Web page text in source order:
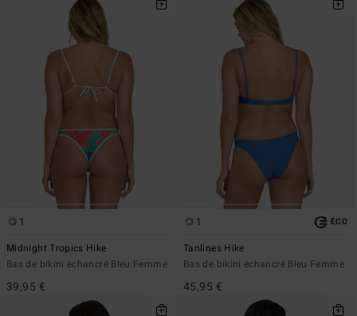
1
Midnight Tropics Hike
Bas de bikini échancré Bleu Femme
39,95 €
1 ÉCO
Tanlines Hike
Bas de bikini échancré Bleu Femme
45,95 €